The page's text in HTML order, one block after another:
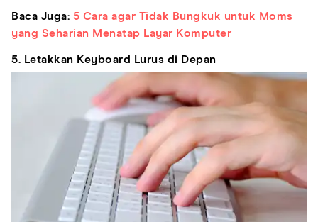
Baca Juga: 5 Cara agar Tidak Bungkuk untuk Moms
yang Seharian Menatap Layar Komputer
5. Letakkan Keyboard Lurus di Depan